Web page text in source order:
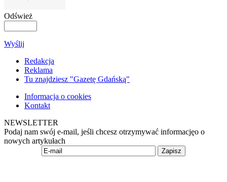
Odśwież
Wyślij
Redakcja
Reklama
Tu znajdziesz "Gazetę Gdańską"
Informacja o cookies
Kontakt
NEWSLETTER
Podaj nam swój e-mail, jeśli chcesz otrzymywać informacjęo o
nowych artykułach
Zapisz